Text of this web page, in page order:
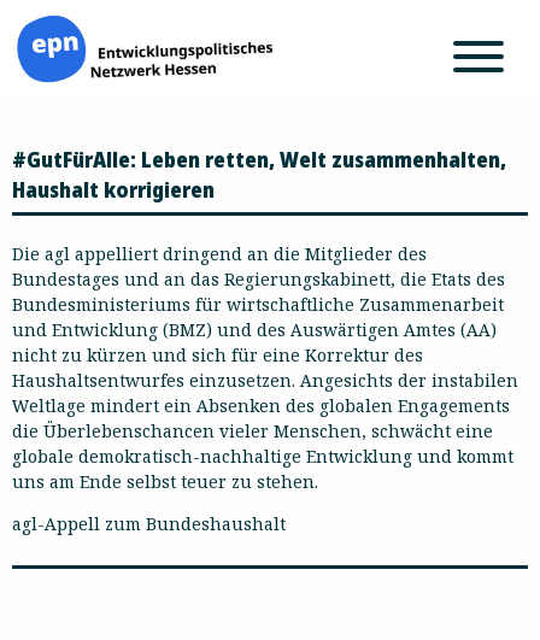
Inhalt
springen
#GutFürAlle: Leben retten, Welt zusammenhalten,
Haushalt korrigieren
Die agl appelliert dringend an die Mitglieder des
Bundestages und an das Regierungskabinett, die Etats des
Bundesministeriums für wirtschaftliche Zusammenarbeit
und Entwicklung (BMZ) und des Auswärtigen Amtes (AA)
nicht zu kürzen und sich für eine Korrektur des
Haushaltsentwurfes einzusetzen. Angesichts der instabilen
Weltlage mindert ein Absenken des globalen Engagements
die Überlebenschancen vieler Menschen, schwächt eine
globale demokratisch-nachhaltige Entwicklung und kommt
uns am Ende selbst teuer zu stehen.
agl-Appell zum Bundeshaushalt